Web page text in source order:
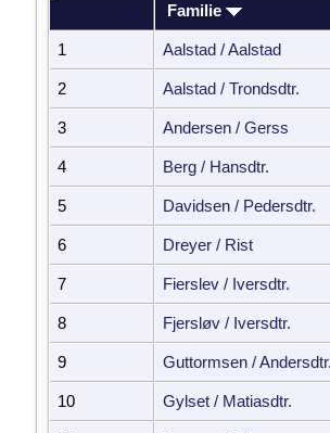
Familie
1 Aalstad / Aalstad
2 Aalstad / Trondsdtr.
3 Andersen / Gerss
4 Berg / Hansdtr.
5 Davidsen / Pedersdtr.
6 Dreyer / Rist
7 Fierslev / Iversdtr.
8 Fjersløv / Iversdtr.
9 Guttormsen / Andersdtr.
10 Gylset / Matiasdtr.